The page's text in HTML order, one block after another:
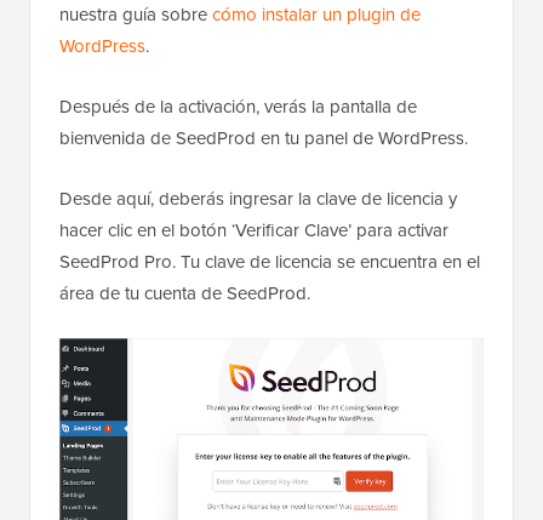
nuestra guía sobrecómo instalar un plugin de
WordPress.
Después de la activación, verás la pantalla de
bienvenida de SeedProd en tu panel de WordPress.
Desde aquí, deberás ingresar la clave de licencia y
hacer clic en el botón ‘Verificar Clave’ para activar
SeedProd Pro. Tu clave de licencia se encuentra en el
área de tu cuenta de SeedProd.